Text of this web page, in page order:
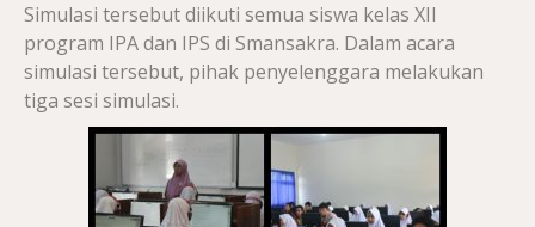
Simulasi tersebut diikuti semua siswa kelas XII
program IPA dan IPS di Smansakra. Dalam acara
simulasi tersebut, pihak penyelenggara melakukan
tiga sesi simulasi.